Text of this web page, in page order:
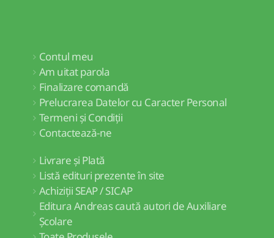
Contul meu
Am uitat parola
Finalizare comandă
Prelucrarea Datelor cu Caracter Personal
Termeni și Condiții
Contactează-ne
Livrare și Plată
Listă edituri prezente în site
Achiziții SEAP / SICAP
Editura Andreas caută autori de Auxiliare
Școlare